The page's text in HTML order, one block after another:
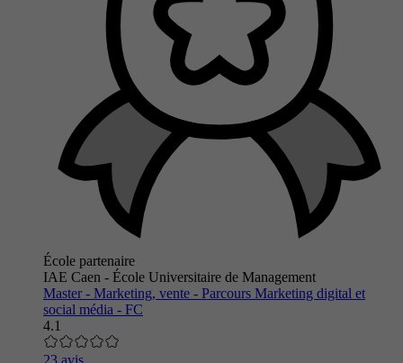
École partenaire
IAE Caen - École Universitaire de Management
Master - Marketing, vente - Parcours Marketing digital et
social média - FC
4.1
23 avis